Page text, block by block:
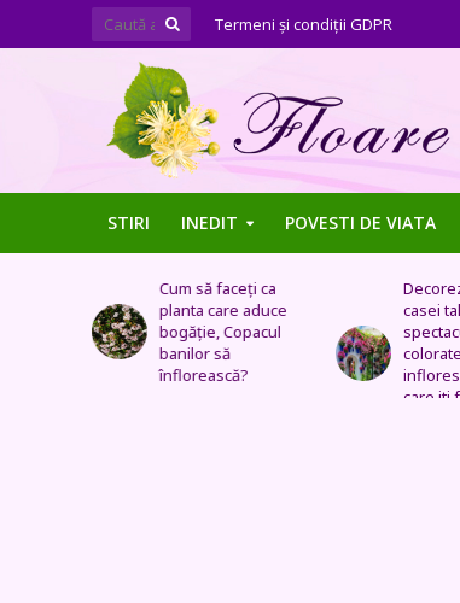
Termeni şi condiţii GDPR
STIRI INEDIT POVESTI DE VIATA
Decoreza fatada
casei tale cu flori
spectaculoase. Flori
colorate care
infloresc toata vara si
Tufe
sau